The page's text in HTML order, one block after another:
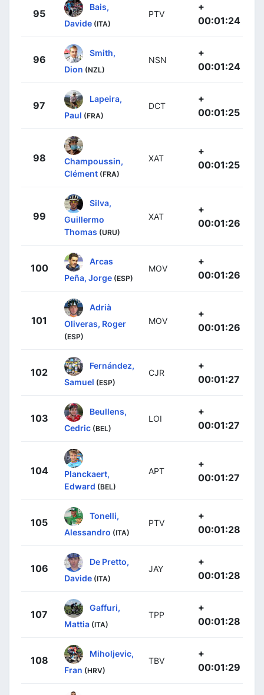
95
Bais,
Davide (ITA)
PTV
+
00:01:24
96
Smith,
Dion (NZL)
NSN
+
00:01:24
97
Lapeira,
Paul (FRA)
DCT
+
00:01:25
98
Champoussin,
Clément (FRA)
XAT
+
00:01:25
99
Silva,
Guillermo
Thomas (URU)
XAT
+
00:01:26
100
Arcas
Peña, Jorge (ESP)
MOV
+
00:01:26
101
Adrià
Oliveras, Roger
(ESP)
MOV
+
00:01:26
102
Fernández,
Samuel (ESP)
CJR
+
00:01:27
103
Beullens,
Cedric (BEL)
LOI
+
00:01:27
104
Planckaert,
Edward (BEL)
APT
+
00:01:27
105
Tonelli,
Alessandro (ITA)
PTV
+
00:01:28
106
De Pretto,
Davide (ITA)
JAY
+
00:01:28
107
Gaffuri,
Mattia (ITA)
TPP
+
00:01:28
108
Miholjevic,
Fran (HRV)
TBV
+
00:01:29